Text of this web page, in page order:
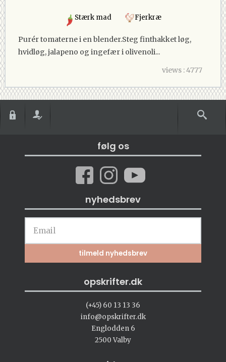
Stærk mad Fjerkræ
Purér tomaterne i en blender.Steg finthakket løg,
hvidløg, jalapeno og ingefær i olivenoli...
views : 4777
følg os
nyhedsbrev
opskrifter.dk
(+45) 60 13 13 36
info@opskrifter.dk
Englodden 6
2500 Valby